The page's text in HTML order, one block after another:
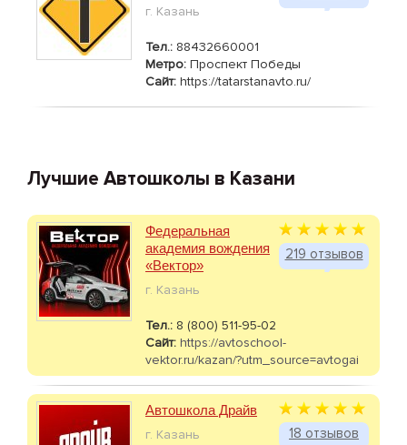
г. Казань
Тел.: 88432660001
Метро: Проспект Победы
Сайт: https://tatarstanavto.ru/
Лучшие Автошколы в Казани
219 отзывов
Федеральная
академия вождения
«Вектор»
г. Казань
Тел.: 8 (800) 511-95-02
Сайт: https://avtoschool-
vektor.ru/kazan/?utm_source=avtogai
18 отзывов
Автошкола Драйв
г. Казань